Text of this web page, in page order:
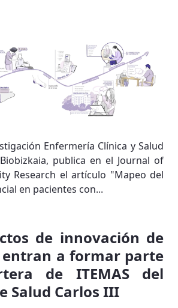
Enfermería Clínica y Salud
publica en el Journal of
Research el artículo "Mapeo del
en pacientes con...
de innovación de
entran a formar parte
de ITEMAS del
Salud Carlos III